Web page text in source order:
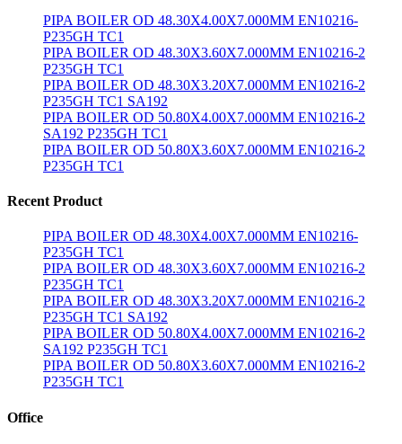
PIPA BOILER OD 48.30X4.00X7.000MM EN10216-
P235GH TC1
PIPA BOILER OD 48.30X3.60X7.000MM EN10216-2
P235GH TC1
PIPA BOILER OD 48.30X3.20X7.000MM EN10216-2
P235GH TC1 SA192
PIPA BOILER OD 50.80X4.00X7.000MM EN10216-2
SA192 P235GH TC1
PIPA BOILER OD 50.80X3.60X7.000MM EN10216-2
P235GH TC1
Recent Product
PIPA BOILER OD 48.30X4.00X7.000MM EN10216-
P235GH TC1
PIPA BOILER OD 48.30X3.60X7.000MM EN10216-2
P235GH TC1
PIPA BOILER OD 48.30X3.20X7.000MM EN10216-2
P235GH TC1 SA192
PIPA BOILER OD 50.80X4.00X7.000MM EN10216-2
SA192 P235GH TC1
PIPA BOILER OD 50.80X3.60X7.000MM EN10216-2
P235GH TC1
Office